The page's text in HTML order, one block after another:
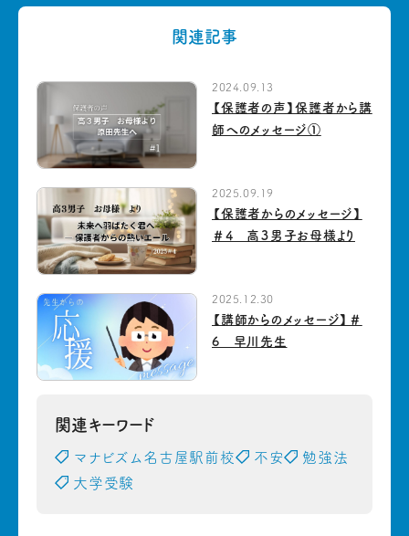
関連記事
2024.09.13
【保護者の声】保護者から講
師へのメッセージ①
2025.09.19
【保護者からのメッセージ】
＃4 高３男子お母様より
2025.12.30
【講師からのメッセージ】＃
6 早川先生
関連キーワード
マナビズム名古屋駅前校 不安
勉強法
大学受験